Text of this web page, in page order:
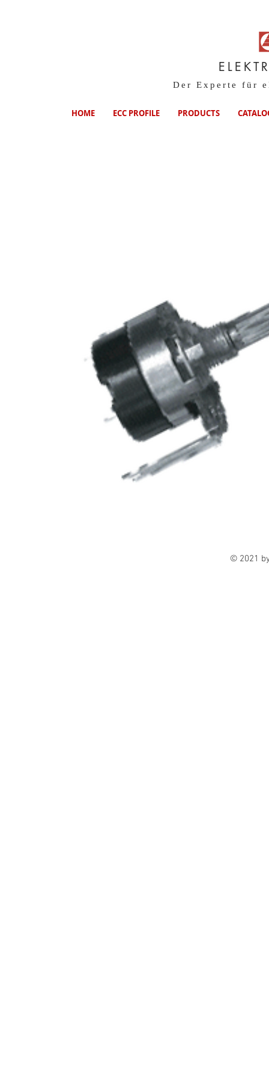
Der Experte für
HOME ECC PROFILE PRODUCTS
© 2021 by